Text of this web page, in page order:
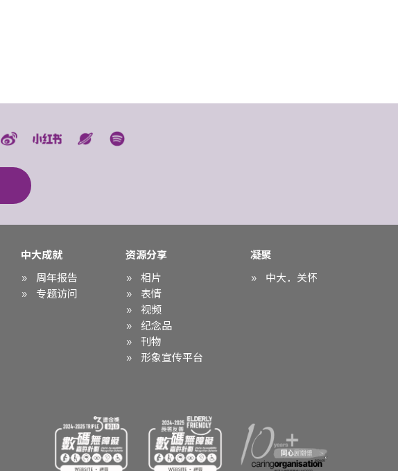
中大成就
周年报告
专题访问
资源分享
相片
表情
视频
纪念品
刊物
形象宣传平台
凝聚
中大．关怀